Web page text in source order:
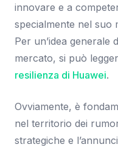
innovare e a
specialmente nel suo
Per un’idea generale
mercato, si può
resilienza di Huawei.
Ovviamente, è
nel territorio dei
strategiche e